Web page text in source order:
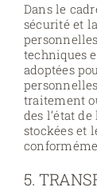
Dans le
sécurité et
techniques
adoptées
traitement
des l’état
stockées et
5.